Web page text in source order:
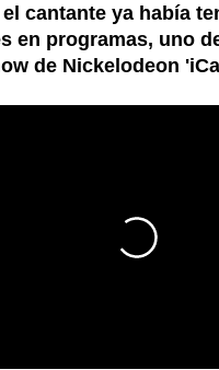
cantante ya había
en programas, uno
de Nickelodeon